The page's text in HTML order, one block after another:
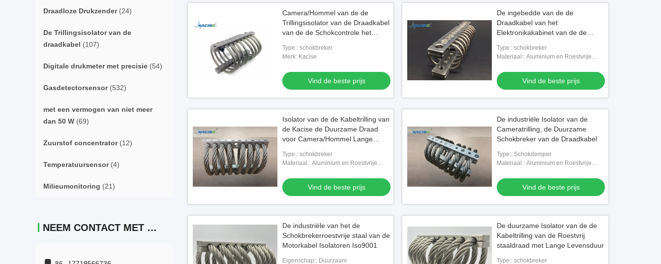
Draadloze Drukzender(24)
De Trillingsisolator van de
draadkabel (107)
Digitale drukmeter met precisie (54)
Gasdetectorsensor(532)
met een vermogen van niet meer
dan 50 W (69)
Zuurstof concentrator(12)
Temperatuursensor(4)
Milieumonitoring (21)
NEEM CONTACT MET ONS OP
Camera/Hommel van de de
Trillingsisolator van de Draadkabel
van de de Schokcontrole het
Type:: schokbreker
Merk: Kacise
Vind de beste prijs
De ingebedde van de de
Draadkabel van het
Elektronikakabinet van de de
Industriële Motor
Type:: schokbreker
Materiaal:: Aluminium en Roestvrije
Vind de beste prijs
Isolator van de de Kabeltrilling van
de Kacise de Duurzame Draad
voor Camera/Hommel Lange
Type:: schokbreker
Materiaal:: Aluminium en Roestvrije
Vind de beste prijs
De industriële Isolator van de
Cameratrilling, de Duurzame
Schokbreker van de Draadkabel
Type:: Schokdemper
Materiaal:: Aluminium en Roestvrije
Vind de beste prijs
De industriële van het de
Schokbrekerroestvrije staal van de
Motorkabel Isolatoren Iso9001
Eigenschap:: Duurzaam
De duurzame Isolator van de de
Kabeltrilling van de Roestvrij
staaldraad met Lange Levensduur
Type:: schokbreker